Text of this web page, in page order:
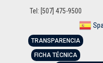
Tel: [507] 475-9500
TRANSPARENCIA
FICHA TÉCNICA